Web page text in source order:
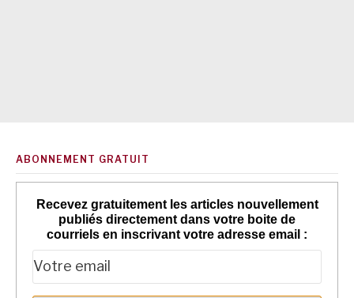
ABONNEMENT GRATUIT
Recevez gratuitement les articles nouvellement
publiés directement dans votre boite de
courriels en inscrivant votre adresse email :